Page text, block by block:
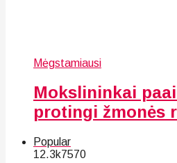
Mėgstamiausi
Mokslininkai
protingi žmonės
Popular
12.3k7570